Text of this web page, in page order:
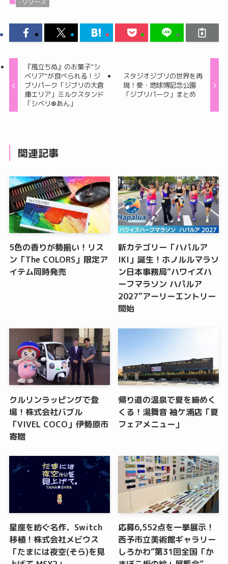
『風立ちぬ』のお菓子“シ
ベリア”が食べられる！ジ
ブリパーク「ジブリの大倉
庫エリア」ミルクスタンド
「シベリ❆あん」
スタジオジブリの世界を再
現！愛・地球博記念公園
「ジブリパーク」まとめ
関連記事
5色の香りが勢揃い！リス
ン「The COLORS」限定ア
イテム同時発売
新カテゴリー「ハパルア
IKI」誕生！ホノルルマラソ
ン日本事務局“ハワイズハ
ーフマラソン ハパルア
2027”アーリーエントリー
開始
クルリンラッピングで登
場！株式会社バブル
「VIVEL COCO」伊勢原市
寄贈
帰り道の温泉で夏を締めく
くる！湯舞音 袖ケ浦店「夏
フェアメニュー」
星座を紡ぐ名作、Switch
移植！株式会社メビウス
「たまには夜空(そら)を見
応募6,552点を一挙展示！
西予市立美術館ギャラリー
しろかわ”第31回全国「か